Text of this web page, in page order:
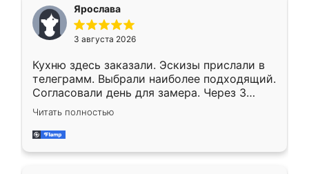
Ярослава
3 августа 2026
Кухню здесь заказали. Эскизы прислали в
телеграмм. Выбрали наиболее подходящий.
Согласовали день для замера. Через 3
недели кухня была уже готова. Остались
довольны работой. Спасибо Ренессанс
мебель за качественную работу!
Читать полностью